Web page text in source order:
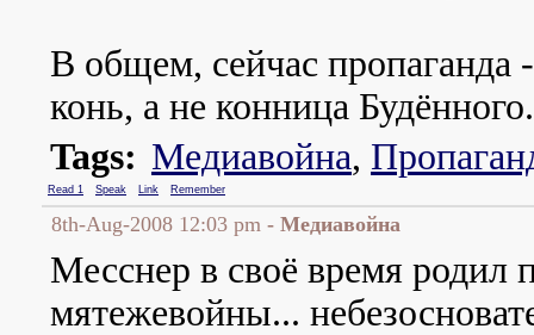
В общем, сейчас пропаганда
конь, а не конница Будённого.
Tags: Медиавойна,
Read 1 Speak Link Remember
8th-Aug-2008 12:03 pm - Медиавойна
Месснер в своё время родил
мятежевойны...